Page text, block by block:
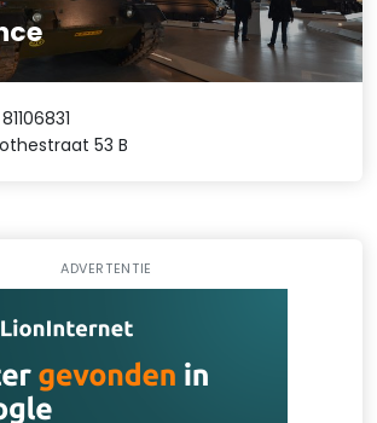
81106831
53 B
ADVERTENTIE